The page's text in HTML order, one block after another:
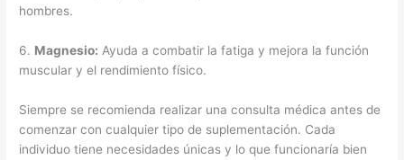
hombres.
6. Magnesio: Ayuda a combatir la fatiga y mejora la función
muscular y el rendimiento físico.
Siempre se recomienda realizar una consulta médica antes de
comenzar con cualquier tipo de suplementación. Cada
individuo tiene necesidades únicas y lo que funcionaría bien